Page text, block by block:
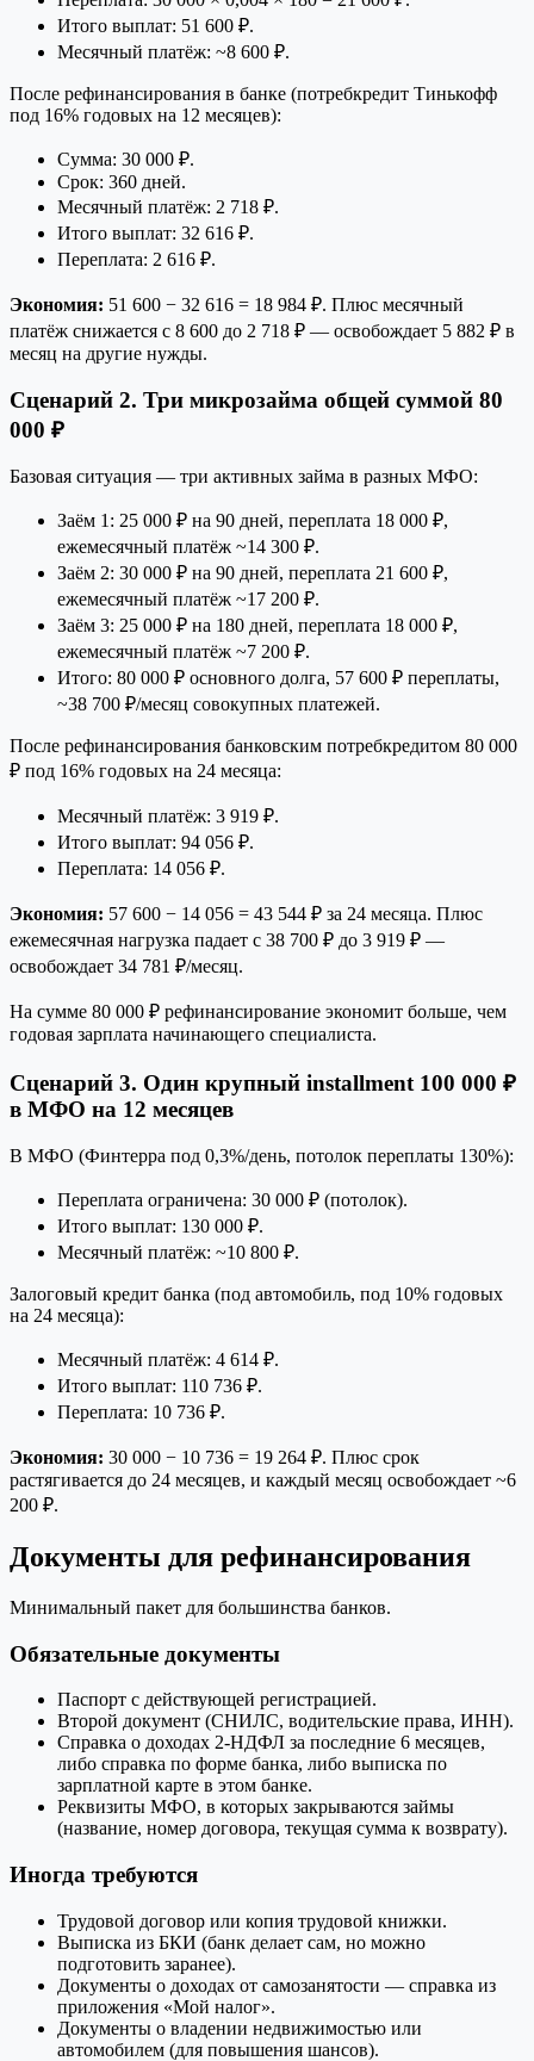
Итого выплат: 51 600 ₽.
Месячный платёж: ~8 600 ₽.
После рефинансирования в банке (потребкредит Тинькофф
под 16% годовых на 12 месяцев):
Сумма: 30 000 ₽.
Срок: 360 дней.
Месячный платёж: 2 718 ₽.
Итого выплат: 32 616 ₽.
Переплата: 2 616 ₽.
Экономия: 51 600 − 32 616 = 18 984 ₽. Плюс месячный
платёж снижается с 8 600 до 2 718 ₽ — освобождает 5 882 ₽ в
месяц на другие нужды.
Сценарий 2. Три микрозайма общей суммой 80
000 ₽
Базовая ситуация — три активных займа в разных МФО:
Заём 1: 25 000 ₽ на 90 дней, переплата 18 000 ₽,
ежемесячный платёж ~14 300 ₽.
Заём 2: 30 000 ₽ на 90 дней, переплата 21 600 ₽,
ежемесячный платёж ~17 200 ₽.
Заём 3: 25 000 ₽ на 180 дней, переплата 18 000 ₽,
ежемесячный платёж ~7 200 ₽.
Итого: 80 000 ₽ основного долга, 57 600 ₽ переплаты,
~38 700 ₽/месяц совокупных платежей.
После рефинансирования банковским потребкредитом 80 000
₽ под 16% годовых на 24 месяца:
Месячный платёж: 3 919 ₽.
Итого выплат: 94 056 ₽.
Переплата: 14 056 ₽.
Экономия: 57 600 − 14 056 = 43 544 ₽ за 24 месяца. Плюс
ежемесячная нагрузка падает с 38 700 ₽ до 3 919 ₽ —
освобождает 34 781 ₽/месяц.
На сумме 80 000 ₽ рефинансирование экономит больше, чем
годовая зарплата начинающего специалиста.
Сценарий 3. Один крупный installment 100 000 ₽
в МФО на 12 месяцев
В МФО (Финтерра под 0,3%/день, потолок переплаты 130%):
Переплата ограничена: 30 000 ₽ (потолок).
Итого выплат: 130 000 ₽.
Месячный платёж: ~10 800 ₽.
Залоговый кредит банка (под автомобиль, под 10% годовых
на 24 месяца):
Месячный платёж: 4 614 ₽.
Итого выплат: 110 736 ₽.
Переплата: 10 736 ₽.
Экономия: 30 000 − 10 736 = 19 264 ₽. Плюс срок
растягивается до 24 месяцев, и каждый месяц освобождает ~6
200 ₽.
Документы для рефинансирования
Минимальный пакет для большинства банков.
Обязательные документы
Паспорт с действующей регистрацией.
Второй документ (СНИЛС, водительские права, ИНН).
Справка о доходах 2-НДФЛ за последние 6 месяцев,
либо справка по форме банка, либо выписка по
зарплатной карте в этом банке.
Реквизиты МФО, в которых закрываются займы
(название, номер договора, текущая сумма к возврату).
Иногда требуются
Трудовой договор или копия трудовой книжки.
Выписка из БКИ (банк делает сам, но можно
подготовить заранее).
Документы о доходах от самозанятости — справка из
приложения «Мой налог».
Документы о владении недвижимостью или
автомобилем (для повышения шансов).